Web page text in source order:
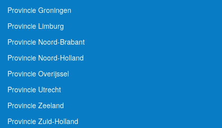
Provincie Groningen
Provincie Limburg
Provincie Noord-Brabant
Provincie Noord-Holland
Provincie Overijssel
Provincie Utrecht
Provincie Zeeland
Provincie Zuid-Holland